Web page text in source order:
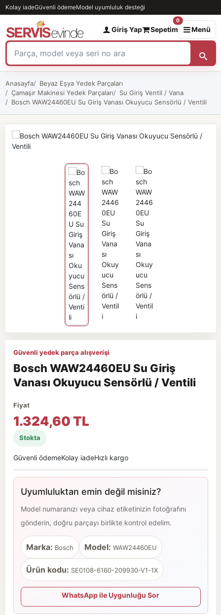
Kolay iadeGüvenli ödemeModel uyumluluk desteği
Giriş Yap Sepetim
0
Menü
Anasayfa
Beyaz Eşya Yedek Parçaları
Çamaşır Makinesi Yedek Parçaları
Su Giriş Ventil / Vana
Bosch WAW24460EU Su Giriş Vanası Okuyucu Sensörlü / Ventili
Güvenli yedek parça alışverişi
Bosch WAW24460EU Su Giriş
Vanası Okuyucu Sensörlü / Ventili
Fiyat
1.324,60 TL
Stokta
Güvenli ödemeKolay iadeHızlı kargo
Uyumluluktan emin değil misiniz?
Model numaranızı veya cihaz etiketinizin fotoğrafını
gönderin, doğru parçayı birlikte kontrol edelim.
Marka: Bosch Model: WAW24460EU
Ürün kodu: SE0108-6160-209930-V1-1X
WhatsApp ile Uygunluğu Sor